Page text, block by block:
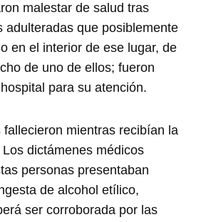
malestar de salud tras
adulteradas que posiblemente
en el interior de ese lugar, de
de uno de ellos; fueron
para su atención.
fallecieron mientras recibían la
dictámenes médicos
personas presentaban
de alcohol etílico,
ser corroborada por las